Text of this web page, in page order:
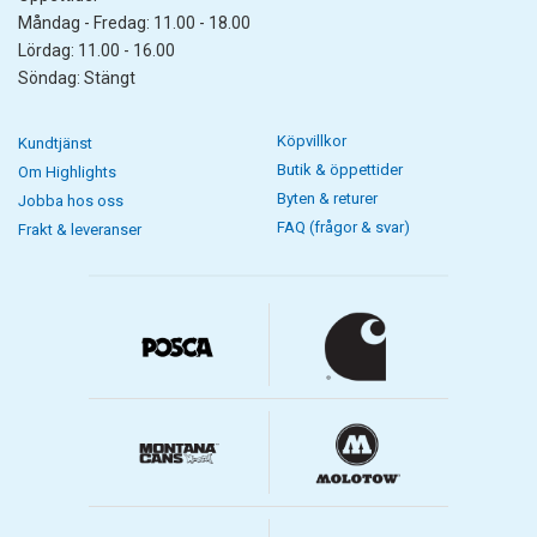
Måndag - Fredag: 11.00 - 18.00
Lördag: 11.00 - 16.00
Söndag: Stängt
Kundtjänst
Om Highlights
Jobba hos oss
Frakt & leveranser
Köpvillkor
Butik & öppettider
Byten & returer
FAQ (frågor & svar)